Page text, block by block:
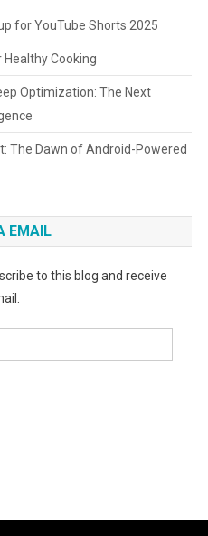
for YouTube Shorts 2025
Healthy Cooking
Optimization: The Next
The Dawn of Android-Powered
EMAIL
to this blog and receive